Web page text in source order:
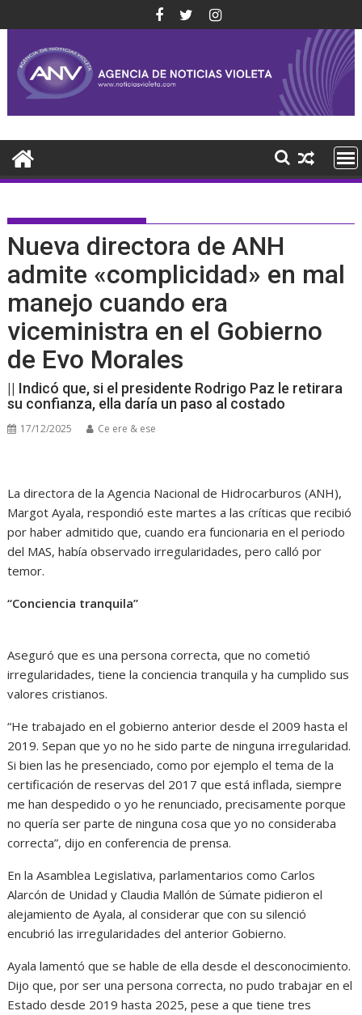
al
contenido
Nueva directora de ANH
admite «complicidad» en mal
manejo cuando era
viceministra en el Gobierno
de Evo Morales
|| Indicó que, si el presidente Rodrigo Paz le retirara
su confianza, ella daría un paso al costado
17/12/2025 Ce ere & ese
La directora de la Agencia Nacional de Hidrocarburos (ANH),
Margot Ayala, respondió este martes a las críticas que recibió
por haber admitido que, cuando era funcionaria en el periodo
del MAS, había observado irregularidades, pero calló por
temor.
“Conciencia tranquila”
Aseguró que es una persona correcta, que no cometió
irregularidades, tiene la conciencia tranquila y ha cumplido sus
valores cristianos.
“He trabajado en el gobierno anterior desde el 2009 hasta el
2019. Sepan que yo no he sido parte de ninguna irregularidad.
Si bien las he presenciado, como por ejemplo el tema de la
certificación de reservas del 2017 que está inflada, siempre
me han despedido o yo he renunciado, precisamente porque
no quería ser parte de ninguna cosa que yo no consideraba
correcta”, dijo en conferencia de prensa.
En la Asamblea Legislativa, parlamentarios como Carlos
Alarcón de Unidad y Claudia Mallón de Súmate pidieron el
alejamiento de Ayala, al considerar que con su silenció
encubrió las irregularidades del anterior Gobierno.
Ayala lamentó que se hable de ella desde el desconocimiento.
Dijo que, por ser una persona correcta, no pudo trabajar en el
Estado desde 2019 hasta 2025, pese a que tiene tres